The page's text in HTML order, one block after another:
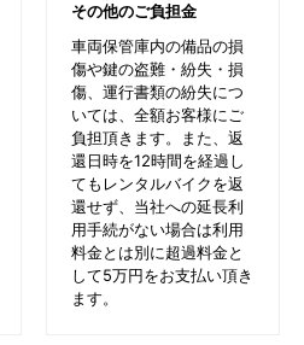
その他のご負担金
車両保管庫内の備品の損
傷や鍵の盗難・紛失・損
傷、運行書類の紛失につ
いては、全額お客様にご
負担頂きます。また、返
還日時を12時間を経過し
てもレンタルバイクを返
還せず、当社への延長利
用手続がない場合は利用
料金とは別に超過料金と
して5万円をお支払い頂き
ます。